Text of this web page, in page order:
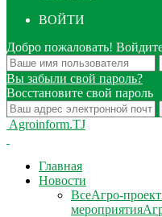
ВОЙТИ
Добро пожаловать!
Вы забыли свой пароль?
Восстановите свой пароль
Agroinform.TJ
Главная
Новости
ВсеАгро-
мероприятия